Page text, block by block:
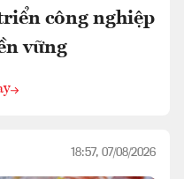
công nghiệp
vững
18:57, 07/08/2026